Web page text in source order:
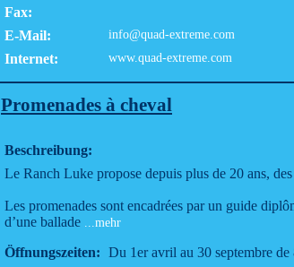
Fax:
E-Mail:
info@quad-extreme.com
Internet: www.quad-extreme.com
Promenades à cheval
Beschreibung:
Le Ranch Luke propose depuis plus de 20 ans,
Les promenades sont encadrées par un guide
d’une ballade ...mehr
Öffnungszeiten: Du 1er avril au 30 septembre de